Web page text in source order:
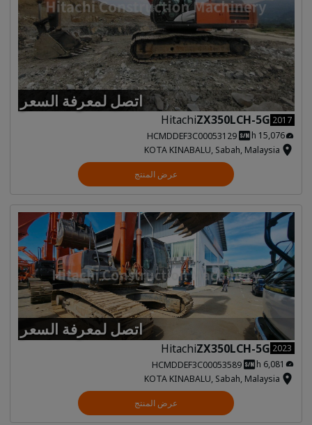
اتصل لمعرفة السعر
2017
ZX350LCH-5G
Hitachi
15,076 h
HCMDDEF3C00053129
KOTA KINABALU, Sabah, Malaysia
عرض المنتج
اتصل لمعرفة السعر
2023
ZX350LCH-5G
Hitachi
6,081 h
HCMDDEF3C00053589
KOTA KINABALU, Sabah, Malaysia
عرض المنتج